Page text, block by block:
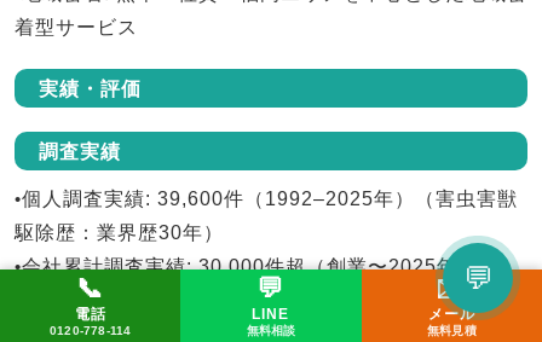
着型サービス
実績・評価
調査実績
•個人調査実績: 39,600件（1992–2025年）（害虫害獣
駆除歴：業界歴30年）
•会社累計調査実績: 30,000件超（創業〜2025年）
顧客評価
LINEで相談してみる
📞 0120-778-114 ✉️ メール 💬 LINE
📞
電話
0120-778-114
💬
LINE
無料相談
✉️
メール
無料見積
💬